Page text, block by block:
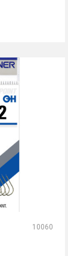
10060